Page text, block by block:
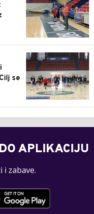
0
se
APLIKACIJU
i zabave.